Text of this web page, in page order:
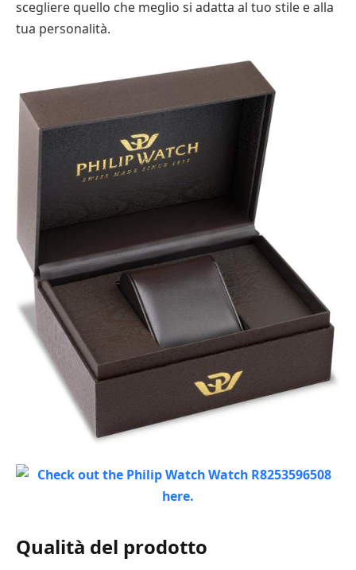
scegliere quello che meglio si adatta al tuo stile e alla
tua personalità.
Qualità del prodotto